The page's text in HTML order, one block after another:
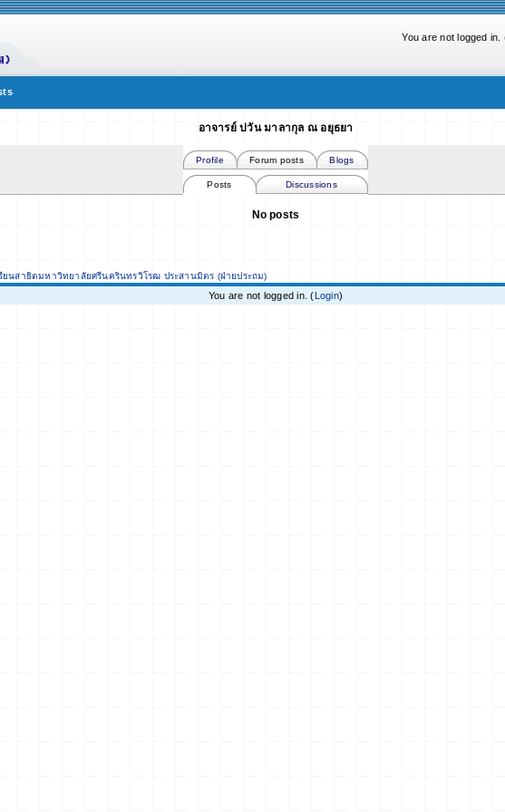
You are not logged in.
อาจารย์ ปวัน มาลากุล ณ อยุธยา
Profile Forum posts Blogs
Posts Discussions
No posts
รียนสาธิตมหาวิทยาลัยศรีนครินทรวิโรฒ ประสานมิตร (ฝ่ายประถม)
You are not logged in. (Login)